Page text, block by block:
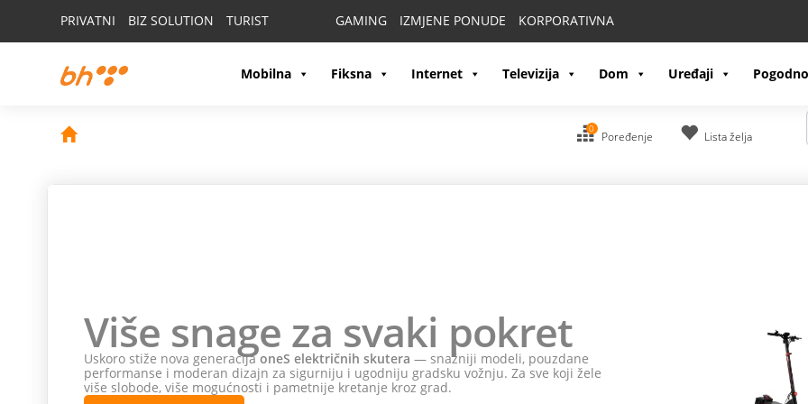
PRIVATNI BIZ SOLUTION TURIST GAMING IZMJENE PONUDE KORPORATIVNA
Mobilna Fiksna Internet Televizija Dom Uređaji
0
Poređenje Lista želja
Više snage za svaki pokret
Uskoro stiže nova generacijaoneS električnih skutera — snažniji modeli, pouzdane
performanse i moderan dizajn za sigurniju i ugodniju gradsku vožnju. Za sve koji žele
više slobode, više mogućnosti i pametnije kretanje kroz grad.